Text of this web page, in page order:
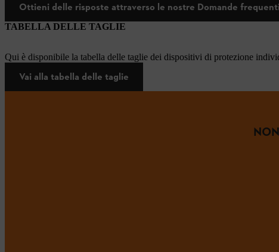
Ottieni delle risposte attraverso le nostre Domande
TABELLA DELLE TAGLIE
Qui è disponibile la tabella delle taglie dei dispositivi di protezione
Vai alla tabella delle taglie